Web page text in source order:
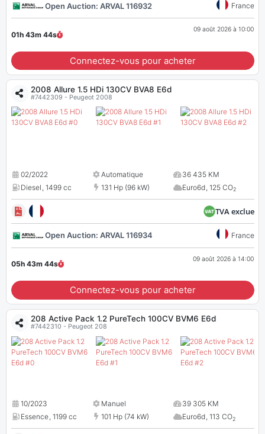
Open Auction: ARVAL 116932 France
01h 43m 43s
09 août 2026 à 10:00
Connectez-vous pour acheter
2008 Allure 1.5 HDi 130CV BVA8 E6d
#7442309 - Peugeot 2008
02/2022 Automatique
36 435 KM
Diesel, 1499 cc 131 Hp (96 kW) Euro6d, 125 CO2
TVA exclue
Open Auction: ARVAL 116934 France
05h 43m 43s
09 août 2026 à 14:00
Connectez-vous pour acheter
208 Active Pack 1.2 PureTech 100CV BVM6 E6d
#7442310 - Peugeot 208
10/2023 Manuel
39 305 KM
Essence, 1199 cc 101 Hp (74 kW) Euro6d, 113 CO2